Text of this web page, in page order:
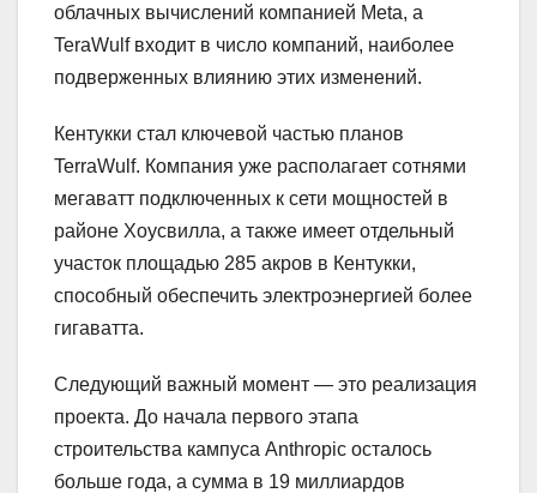
облачных вычислений компанией Meta, а
TeraWulf входит в число компаний, наиболее
подверженных влиянию этих изменений.
Кентукки стал ключевой частью планов
TerraWulf. Компания уже располагает сотнями
мегаватт подключенных к сети мощностей в
районе Хоусвилла, а также имеет отдельный
участок площадью 285 акров в Кентукки,
способный обеспечить электроэнергией более
гигаватта.
Следующий важный момент — это реализация
проекта. До начала первого этапа
строительства кампуса Anthropic осталось
больше года, а сумма в 19 миллиардов